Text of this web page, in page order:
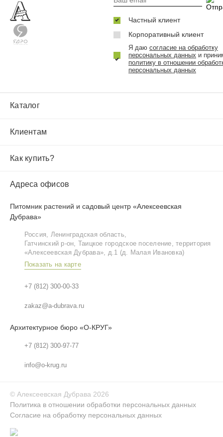
Каталог
Клиентам
Как купить?
Адреса офисов
Питомник растений и садовый центр «Алексеевская
Дубрава»
Россия, Ленинградская область,
Гатчинский р‑он, Таицкое городское поселение, территория
«Алексеевская Дубрава», д.1 (д. Малая Ивановка)
Показать на карте
+7 (812) 300-00-33
zakaz@a-dubrava.ru
Архитектурное бюро «О-КРУГ»
+7 (812) 300-97-77
info@o-krug.ru
Частный клиент
Корпоративный клиент
Я даю согласие на обработку
персональных данных и
политику в отношении
персональных данных
© Алексеевская Дубрава 2026
Политика в отношении обработки персональных данных
Согласие на обработку персональных данных